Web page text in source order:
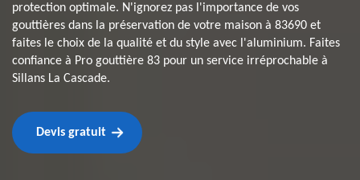
protection optimale. N'ignorez pas l'importance de vos
gouttières dans la préservation de votre maison à 83690 et
faites le choix de la qualité et du style avec l'aluminium. Faites
confiance à Pro gouttière 83 pour un service irréprochable à
Sillans La Cascade.
Devis gratuit